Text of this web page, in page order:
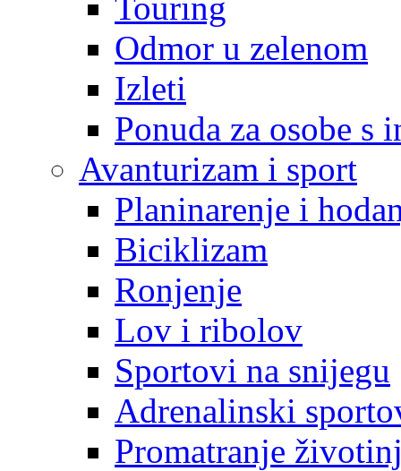
Odmor u zelenom
Izleti
Ponuda za osobe s
Avanturizam i sport
Planinarenje i
Biciklizam
Ronjenje
Lov i ribolov
Sportovi na snijegu
Adrenalinski
Promatranje